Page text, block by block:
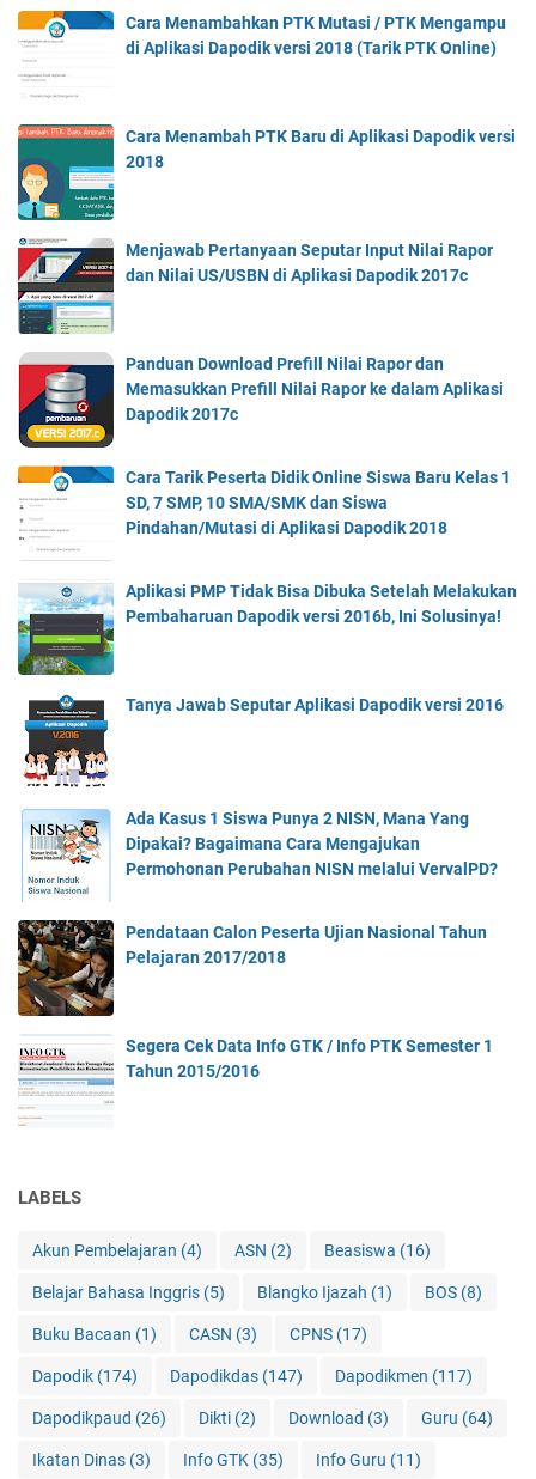
Cara Menambahkan PTK Mutasi / PTK Mengampu
di Aplikasi Dapodik versi 2018 (Tarik PTK Online)
Cara Menambah PTK Baru di Aplikasi Dapodik versi
2018
Menjawab Pertanyaan Seputar Input Nilai Rapor
dan Nilai US/USBN di Aplikasi Dapodik 2017c
Panduan Download Prefill Nilai Rapor dan
Memasukkan Prefill Nilai Rapor ke dalam Aplikasi
Dapodik 2017c
Cara Tarik Peserta Didik Online Siswa Baru Kelas 1
SD, 7 SMP, 10 SMA/SMK dan Siswa
Pindahan/Mutasi di Aplikasi Dapodik 2018
Aplikasi PMP Tidak Bisa Dibuka Setelah Melakukan
Pembaharuan Dapodik versi 2016b, Ini Solusinya!
Tanya Jawab Seputar Aplikasi Dapodik versi 2016
Ada Kasus 1 Siswa Punya 2 NISN, Mana Yang
Dipakai? Bagaimana Cara Mengajukan
Permohonan Perubahan NISN melalui VervalPD?
Pendataan Calon Peserta Ujian Nasional Tahun
Pelajaran 2017/2018
Segera Cek Data Info GTK / Info PTK Semester 1
Tahun 2015/2016
LABELS
Akun Pembelajaran (4) ASN (2) Beasiswa (16)
Belajar Bahasa Inggris (5) Blangko Ijazah (1) BOS (8)
Buku Bacaan (1) CASN (3) CPNS (17)
Dapodik (174) Dapodikdas (147) Dapodikmen (117)
Dapodikpaud (26) Dikti (2) Download (3) Guru (64)
Ikatan Dinas (3) Info GTK (35) Info Guru (11)